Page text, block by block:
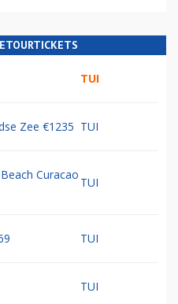
TUI
Zee €1235 TUI
Curacao
TUI
TUI
TUI